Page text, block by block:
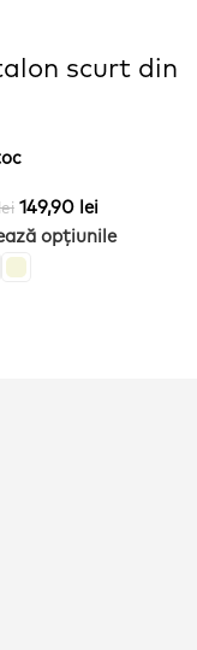
scurt din
149,90 lei
opțiunile